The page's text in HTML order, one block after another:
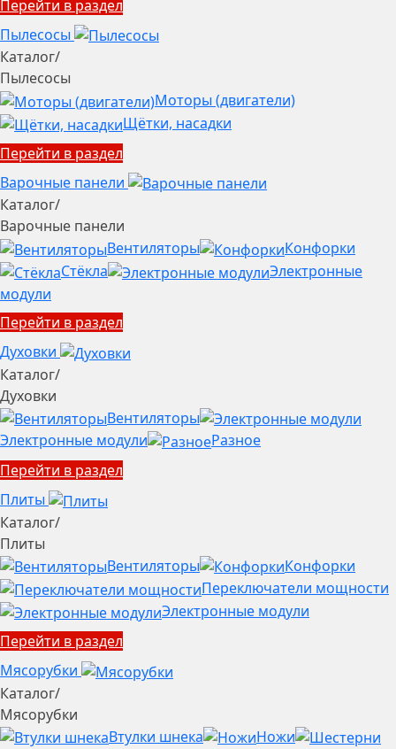
Перейти в раздел
Пылесосы
Каталог/
Пылесосы
Моторы (двигатели)
Щётки, насадки
Перейти в раздел
Варочные панели
Каталог/
Варочные панели
Вентиляторы
Конфорки
Стёкла
Электронные
модули
Перейти в раздел
Духовки
Каталог/
Духовки
Вентиляторы
Электронные модули
Разное
Перейти в раздел
Плиты
Каталог/
Плиты
Вентиляторы
Конфорки
Переключатели мощности
Электронные модули
Перейти в раздел
Мясорубки
Каталог/
Мясорубки
Втулки шнека
Ножи